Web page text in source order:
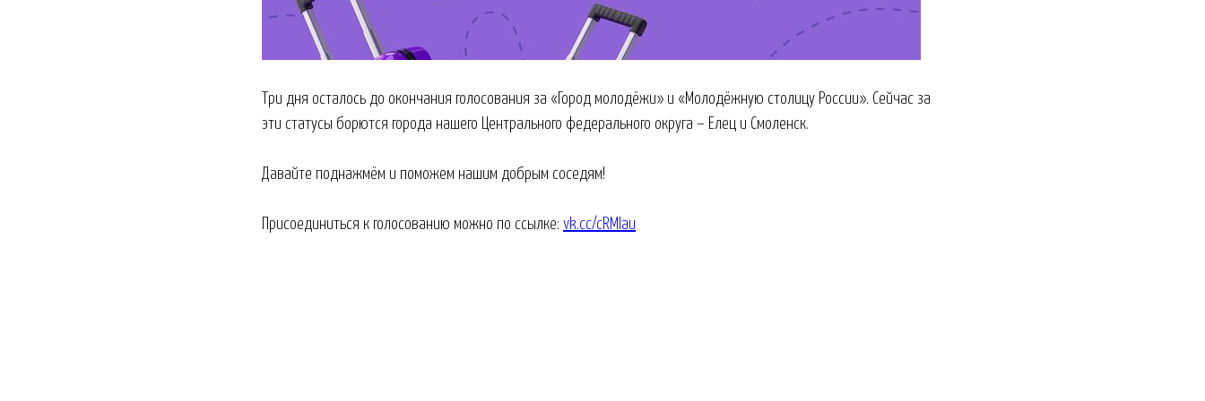
Три дня осталось до окончания голосования за «Город молодёжи» и «Молодёжную столицу России». Сейчас за
эти статусы борются города нашего Центрального федерального округа – Елец и Смоленск.
Давайте поднажмём и поможем нашим добрым соседям!
Присоединиться к голосованию можно по ссылке: vk.cc/cRMlau